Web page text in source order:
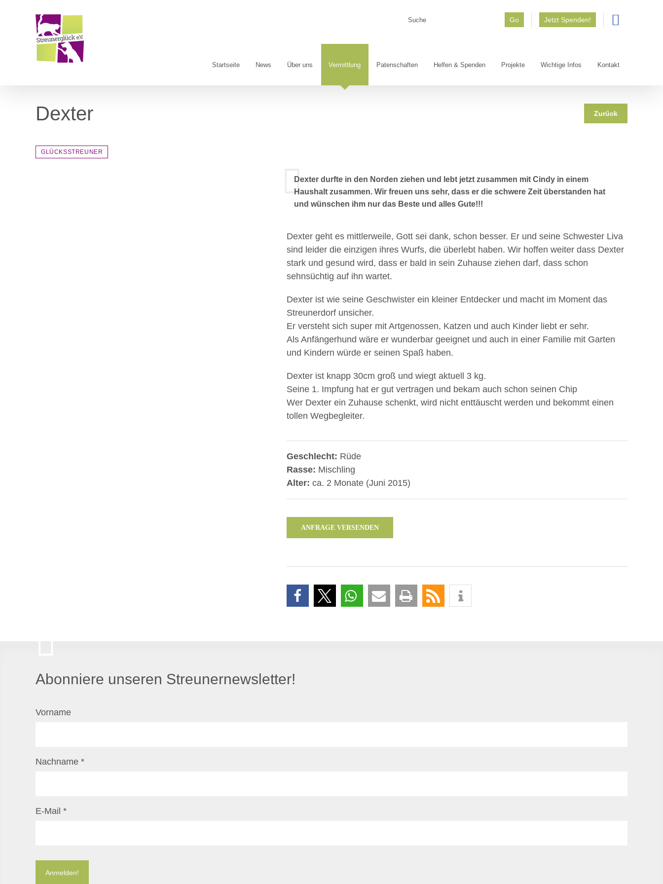
Go Jetzt Spenden!
Startseite News Über uns Vermittlung Patenschaften Helfen & Spenden Projekte Wichtige Infos Kontakt
Dexter Zurück
GLÜCKSSTREUNER
Dexter durfte in den Norden ziehen und lebt jetzt zusammen mit Cindy in einem
Haushalt zusammen. Wir freuen uns sehr, dass er die schwere Zeit überstanden hat
und wünschen ihm nur das Beste und alles Gute!!!
Dexter geht es mittlerweile, Gott sei dank, schon besser. Er und seine Schwester Liva
sind leider die einzigen ihres Wurfs, die überlebt haben. Wir hoffen weiter dass Dexter
stark und gesund wird, dass er bald in sein Zuhause ziehen darf, dass schon
sehnsüchtig auf ihn wartet.
Dexter ist wie seine Geschwister ein kleiner Entdecker und macht im Moment das
Streunerdorf unsicher.
Er versteht sich super mit Artgenossen, Katzen und auch Kinder liebt er sehr.
Als Anfängerhund wäre er wunderbar geeignet und auch in einer Familie mit Garten
und Kindern würde er seinen Spaß haben.
Dexter ist knapp 30cm groß und wiegt aktuell 3 kg.
Seine 1. Impfung hat er gut vertragen und bekam auch schon seinen Chip
Wer Dexter ein Zuhause schenkt, wird nicht enttäuscht werden und bekommt einen
tollen Wegbegleiter.
Geschlecht: Rüde
Rasse: Mischling
Alter: ca. 2 Monate (Juni 2015)
ANFRAGE VERSENDEN
Abonniere unseren Streunernewsletter!
Vorname
Nachname *
E-Mail *